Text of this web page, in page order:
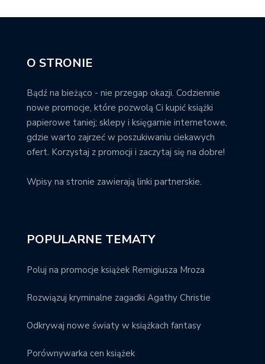
O STRONIE
Bądź na bieżąco - nie przegap okazji. Codziennie
nowe promocje, które pozwolą Ci kupić książki
papierowe taniej; sklepy i księgarnie internetowe,
gdzie warto zajrzeć w poszukiwaniu ciekawych
ofert. Korzystaj z promocji i zaczytaj się na dobre!
Wpisy na stronie zawierają linki partnerskie.
POPULARNE TEMATY
Poluj na promocje książek Remigiusza Mroza
Rozwiązuj kryminalne zagadki Agathy Christie
Odkrywaj nowe światy w książkach fantasy
Porównywarka cen książek